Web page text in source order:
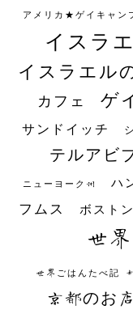
アメリカ★ゲイキャン
イスラ
イスラエル
カフェ ゲ
サンドイッチ
テルアビ
ニューヨーク州 ハ
フムス ボストン
世
世界ごはんたべ記
京都のお店